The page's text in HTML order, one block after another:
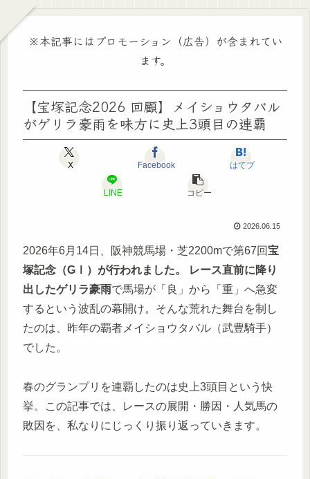
※本記事にはプロモーション（広告）が含まれてい
ます。
【宝塚記念2026 回顧】メイショウタバル
がゲリラ豪雨を味方に史上3頭目の連覇
X Facebook はてブ
LINE コピー
2026.06.15
2026年6月14日、阪神競馬場・芝2200mで第67回宝
塚記念（GⅠ）が行われました。 レース直前に降り
出したゲリラ豪雨で馬場が「良」から「重」へ急変
するという波乱の幕開け。そんな荒れた舞台を制し
たのは、昨年の覇者メイショウタバル（武豊騎手）
でした。
春のグランプリを連覇したのは史上3頭目という快
挙。この記事では、レースの展開・勝因・人気馬の
敗因を、私なりにじっくり振り返っていきます。